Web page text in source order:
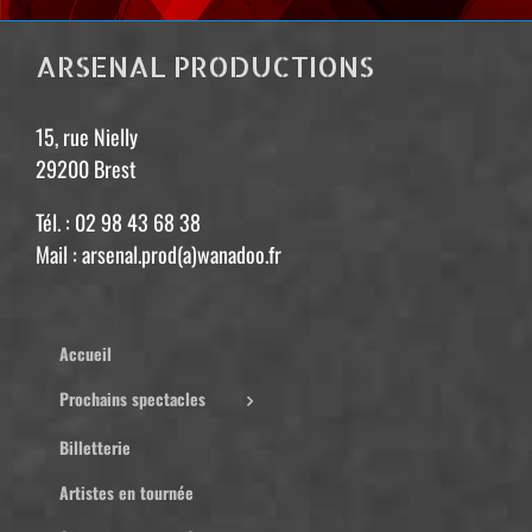
ARSENAL PRODUCTIONS
15, rue Nielly
29200 Brest
Tél. : 02 98 43 68 38
Mail : arsenal.prod(a)wanadoo.fr
Accueil
Prochains spectacles
Billetterie
Artistes en tournée